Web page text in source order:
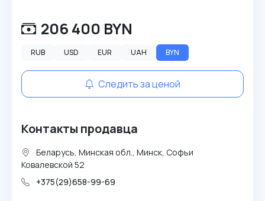
206 400 BYN
RUB USD EUR UAH BYN
Следить за ценой
Контакты продавца
Беларусь, Минская обл., Минск, Софьи
Ковалевской 52
+375(29)658-99-69